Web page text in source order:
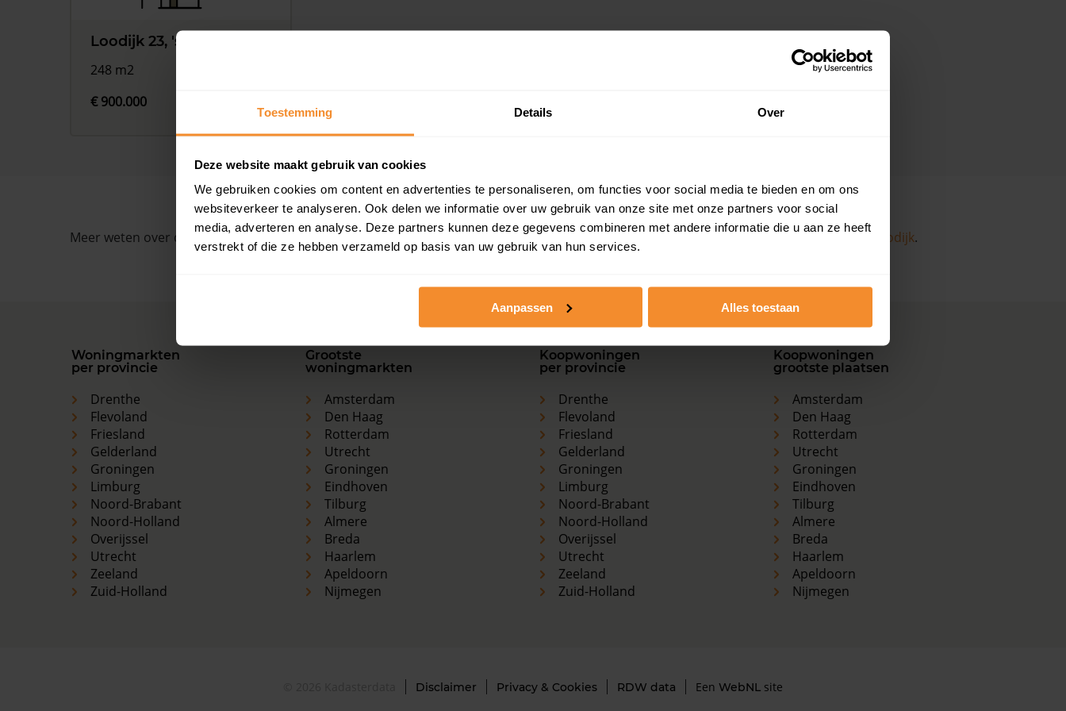
Toestemming Details Over
Deze website maakt gebruik van cookies
We gebruiken cookies om content en advertenties te personaliseren, om functies voor social media te bieden en om ons
websiteverkeer te analyseren. Ook delen we informatie over uw gebruik van onze site met onze partners voor social
media, adverteren en analyse. Deze partners kunnen deze gegevens combineren met andere informatie die u aan ze heeft
verstrekt of die ze hebben verzameld op basis van uw gebruik van hun services.
Aanpassen Alles toestaan
Loodijk 23, 's-Graveland
248 m2
€ 900.000
Meer weten over de ontwikkelingen van de huizenprijzen, woningwaarde en andere cijfers in deze straat? Bekijk dan de pagina over de Loodijk.
Woningmarkten
per provincie
Drenthe
Flevoland
Friesland
Gelderland
Groningen
Limburg
Noord-Brabant
Noord-Holland
Overijssel
Utrecht
Zeeland
Zuid-Holland
Grootste
woningmarkten
Amsterdam
Den Haag
Rotterdam
Utrecht
Groningen
Eindhoven
Tilburg
Almere
Breda
Haarlem
Apeldoorn
Nijmegen
Koopwoningen
per provincie
Drenthe
Flevoland
Friesland
Gelderland
Groningen
Limburg
Noord-Brabant
Noord-Holland
Overijssel
Utrecht
Zeeland
Zuid-Holland
Koopwoningen
grootste plaatsen
Amsterdam
Den Haag
Rotterdam
Utrecht
Groningen
Eindhoven
Tilburg
Almere
Breda
Haarlem
Apeldoorn
Nijmegen
Disclaimer Privacy & Cookies RDW data Een WebNL site